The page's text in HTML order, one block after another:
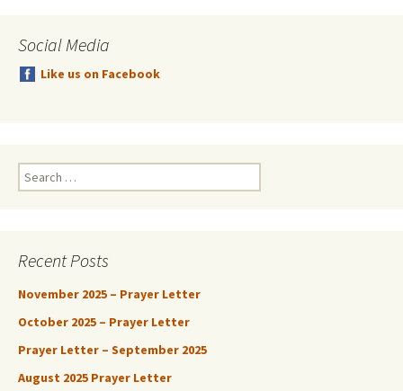
Social Media
Like us on Facebook
Search
for:
Recent Posts
November 2025 – Prayer Letter
October 2025 – Prayer Letter
Prayer Letter – September 2025
August 2025 Prayer Letter